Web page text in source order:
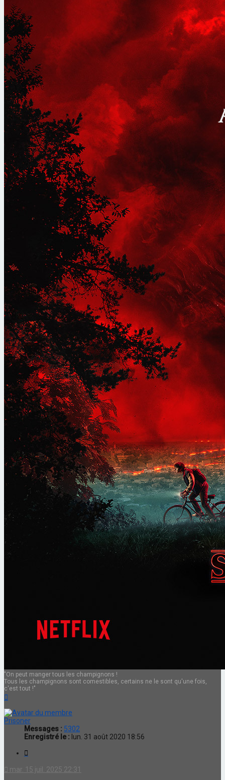
"On peut manger tous les champignons !
Tous les champignons sont comestibles, certains ne le sont qu'une fois,
c'est tout !"
Prisoner
Messages : 5302
Enregistré le : lun. 31 août 2020 18:56
mar. 15 juil. 2025 22:31